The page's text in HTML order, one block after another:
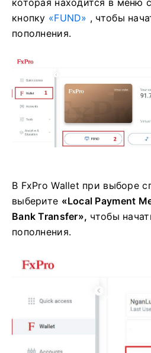
которая находится в меню
кнопку «FUND» , чтобы
пополнения.
В FxPro Wallet при выборе
выберите «Local Payment
Bank Transfer», чтобы
пополнения.